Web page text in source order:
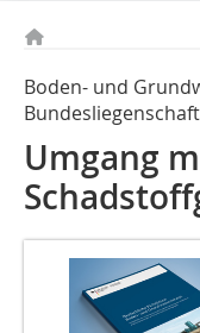
Boden- und
Umgang